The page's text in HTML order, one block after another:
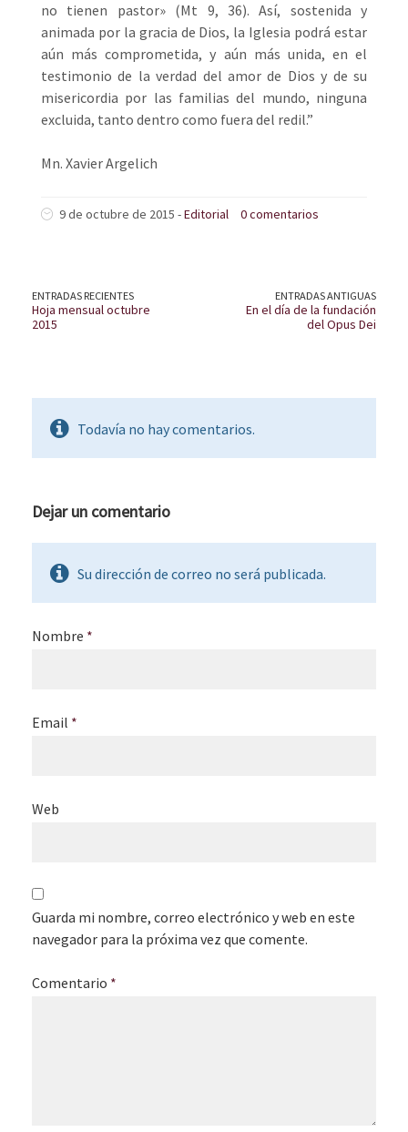
no tienen pastor» (Mt 9, 36). Así, sostenida y
animada por la gracia de Dios, la Iglesia podrá estar
aún más comprometida, y aún más unida, en el
testimonio de la verdad del amor de Dios y de su
misericordia por las familias del mundo, ninguna
excluida, tanto dentro como fuera del redil.”
Mn. Xavier Argelich
9 de octubre de 2015 -Editorial 0 comentarios
ENTRADAS RECIENTES
Hoja mensual octubre
2015
ENTRADAS ANTIGUAS
En el día de la fundación
del Opus Dei
Todavía no hay comentarios.
Dejar un comentario
Su dirección de correo no será publicada.
Nombre *
Email *
Web
Guarda mi nombre, correo electrónico y web en este
navegador para la próxima vez que comente.
Comentario *